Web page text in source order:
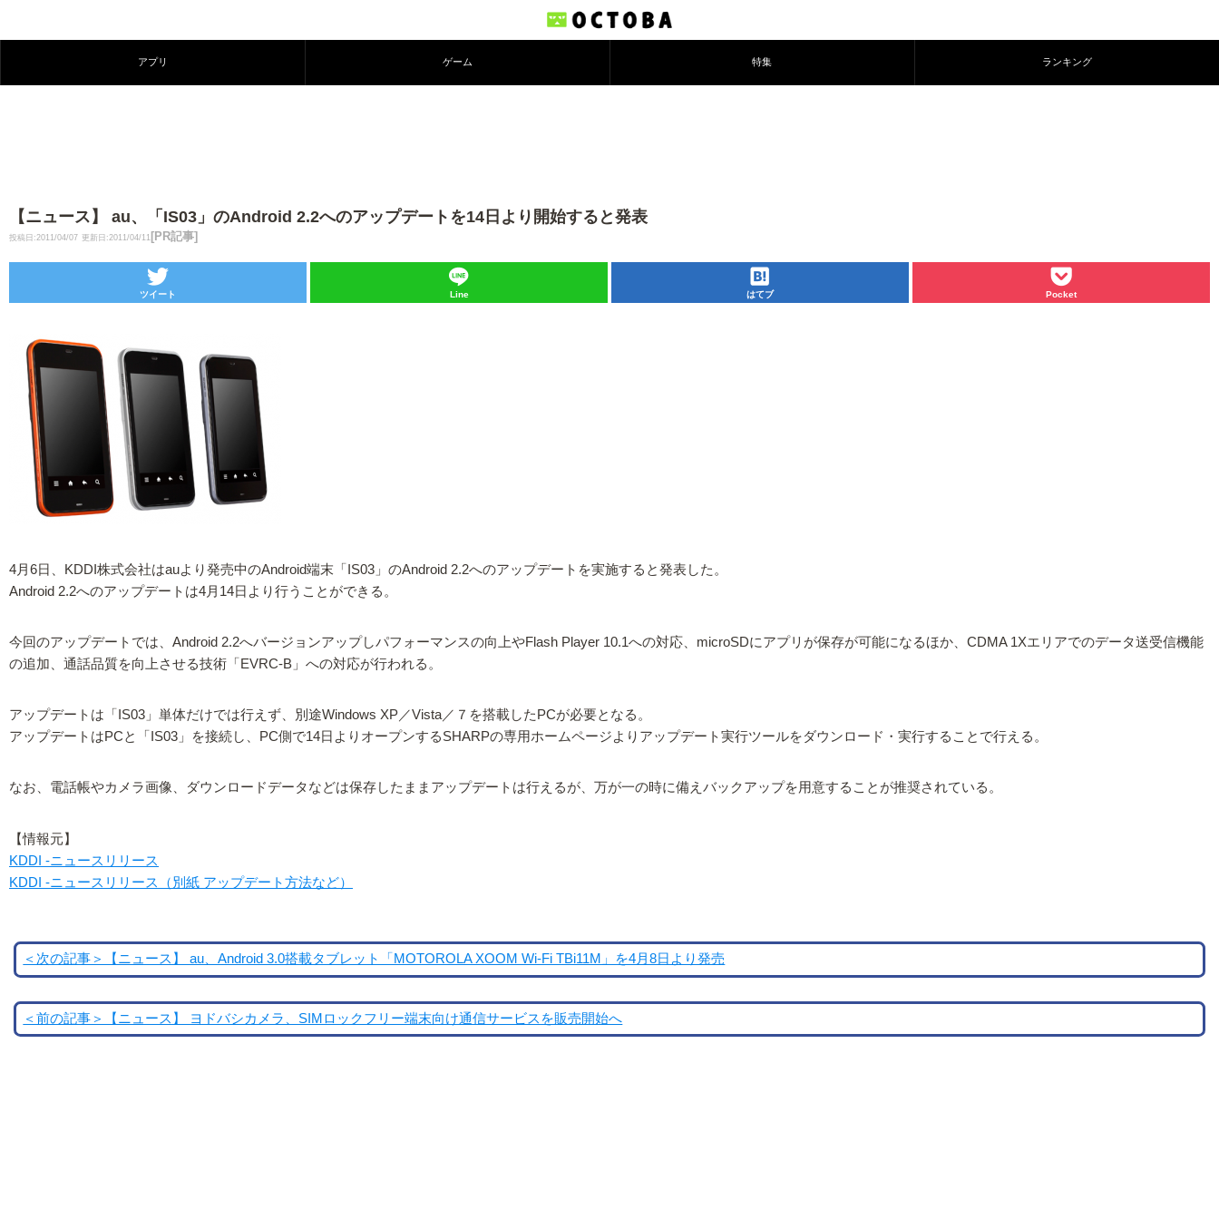
アプリ ゲーム 特集 ランキング
【ニュース】 au、「IS03」のAndroid 2.2へのアップデートを14日より開始すると発表
投稿日:2011/04/07 更新日:2011/04/11 [PR記事]
ツイート Line はてブ Pocket
4月6日、KDDI株式会社はauより発売中のAndroid端末「IS03」のAndroid 2.2へのアップデートを実施すると発表した。
Android 2.2へのアップデートは4月14日より行うことができる。
今回のアップデートでは、Android 2.2へバージョンアップしパフォーマンスの向上やFlash Player 10.1への対応、microSDにアプリが保存が可能になるほか、CDMA 1Xエリアでのデータ送受信機能
の追加、通話品質を向上させる技術「EVRC-B」への対応が行われる。
アップデートは「IS03」単体だけでは行えず、別途Windows XP／Vista／７を搭載したPCが必要となる。
アップデートはPCと「IS03」を接続し、PC側で14日よりオープンするSHARPの専用ホームページよりアップデート実行ツールをダウンロード・実行することで行える。
なお、電話帳やカメラ画像、ダウンロードデータなどは保存したままアップデートは行えるが、万が一の時に備えバックアップを用意することが推奨されている。
【情報元】
KDDI -ニュースリリース
KDDI -ニュースリリース（別紙 アップデート方法など）
＜次の記事＞【ニュース】 au、Android 3.0搭載タブレット「MOTOROLA XOOM Wi-Fi TBi11M」を4月8日より発売
＜前の記事＞【ニュース】 ヨドバシカメラ、SIMロックフリー端末向け通信サービスを販売開始へ